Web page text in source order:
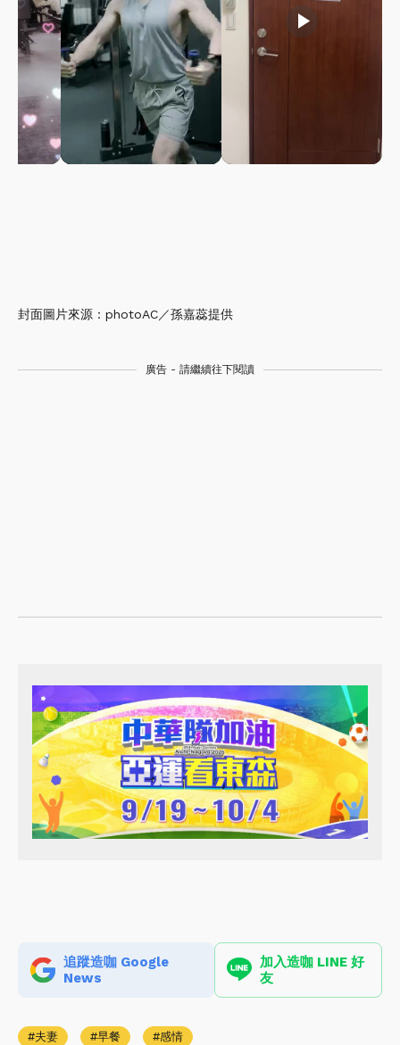
play_arrow play_arrow
封面圖片來源：photoAC／孫嘉蕊提供
廣告 - 請繼續往下閱讀
追蹤造咖 Google
News
加入造咖 LINE 好
友
夫妻 早餐 感情